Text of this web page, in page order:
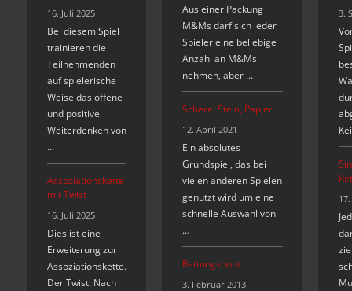
16. Juli 2025
Bei diesem Spiel
trainieren die
Teilnehmenden
auf spielerische
Weise das offene
und positive
Weiterdenken von
…
Assoziationskette
mit Twist
16. Juli 2025
Dies ist eine
Erweiterung zur
Assoziationskette.
Der Twist: Nach
Aus einer Packung
M&Ms darf sich jeder
Spieler eine beliebige
Anzahl an M&Ms
nehmen, aber …
Schere, Stein, Papier
12. April 2021
Ein absolutes
Grundspiel, das bei
vielen anderen Spielen
genutzt wird um eine
schnelle Auswahl von
…
Rettungsboot
3. Februar 2013
3.